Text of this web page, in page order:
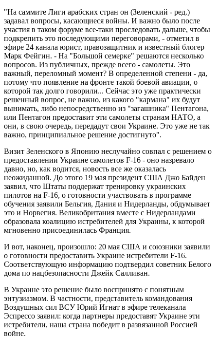
"На саммите Лиги арабских стран он (Зеленский - ред.)
задавал вопросы, касающиеся войны. И важно было после
участия в таком форуме все-таки проследовать дальше, чтобы
подкрепить это последующими переговорами, - отметил в
эфире 24 канала юрист, правозащитник и известный блогер
Марк Фейгин. - На "Большой семерке" решаются несколько
вопросов. Из публичных, прежде всего - самолеты. Это
важный, переломный момент? В определенной степени - да,
потому что появление на фронте такой боевой авиации, о
которой так долго говорили... Сейчас это уже практически
решенный вопрос, не важно, из какого "кармана" их будут
вынимать, либо непосредственно из "загашника" Пентагона,
или Пентагон предоставит эти самолеты странам НАТО, а
они, в свою очередь, передадут свои Украине. Это уже не так
важно, принципиальное решение достигнуто".
Визит Зеленского в Японию неслучайно совпал с решением о
предоставлении Украине самолетов F-16 - оно назревало
давно, но, как водится, новость все же оказалась
неожиданной. До этого 19 мая президент США Джо Байден
заявил, что Штаты поддержат тренировку украинских
пилотов на F-16, о готовности участвовать в программе
обучения заявили Бельгия, Дания и Нидерланды, обдумывает
это и Норвегия. Великобритания вместе с Нидерландами
образовала коалицию истребителей для Украины, к которой
мгновенно присоединилась Франция.
И вот, наконец, произошло: 20 мая США и союзники заявили
о готовности предоставить Украине истребители F-16.
Соответствующую информацию подтвердил советник Белого
дома по нацбезопасности Джейк Салливан.
В Украине это решение было воспринято с понятным
энтузиазмом. В частности, представитель командования
Воздушных сил ВСУ Юрий Игнат в эфире телеканала
Эспрессо заявил: когда партнеры предоставят Украине эти
истребители, наша страна победит в развязанной Россией
войне.